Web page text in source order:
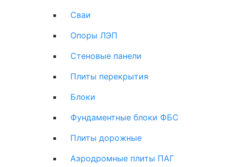
Сваи
Опоры ЛЭП
Стеновые панели
Плиты перекрытия
Блоки
Фундаментные блоки ФБС
Плиты дорожные
Аэродромные плиты ПАГ